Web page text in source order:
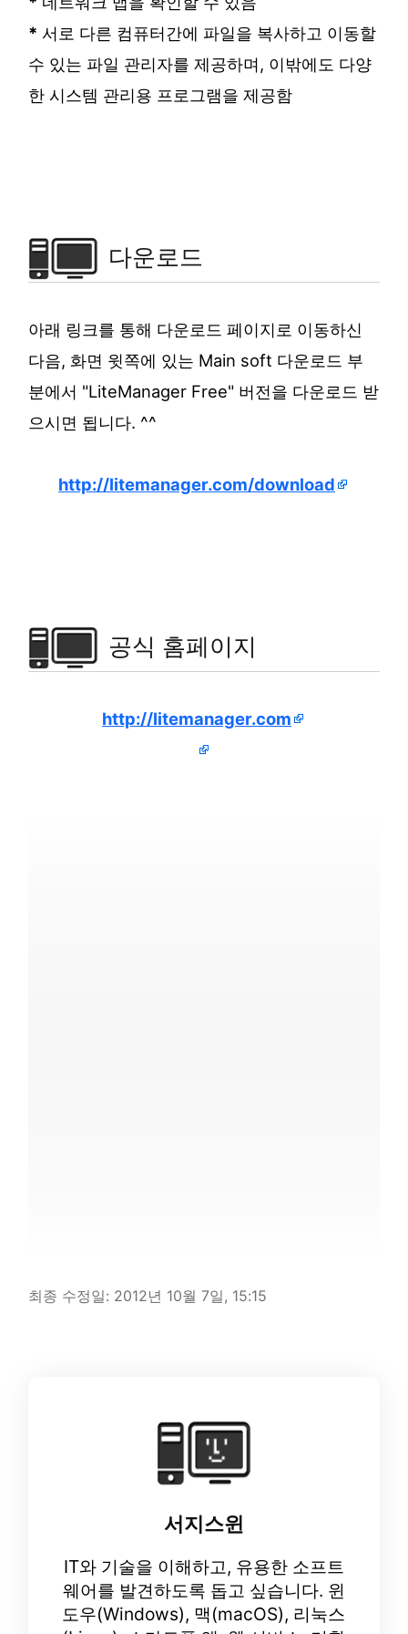
* 서로 다른 컴퓨터간에 파일을 복사하고 이동할
수 있는 파일 관리자를 제공하며, 이밖에도 다양
한 시스템 관리용 프로그램을 제공함
다운로드
아래 링크를 통해 다운로드 페이지로 이동하신
다음, 화면 윗쪽에 있는 Main soft 다운로드 부
분에서 "LiteManager Free" 버전을 다운로드 받
으시면 됩니다. ^^
http://litemanager.com/download
공식 홈페이지
http://litemanager.com
최종 수정일: 2012년 10월 7일, 15:15
서지스윈
IT와 기술을 이해하고, 유용한 소프트
웨어를 발견하도록 돕고 싶습니다. 윈
도우(Windows), 맥(macOS), 리눅스